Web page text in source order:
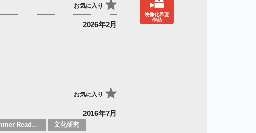
お気に入り
2026年2月
映像化希望
作品
お気に入り
2016年7月
特集：Summer Reading 文化研究